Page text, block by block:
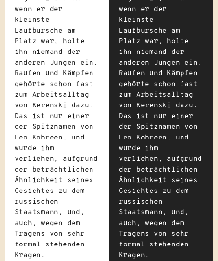
wenn er der
kleinste
Laufbursche am
Platz war, holte
ihn niemand der
anderen Jungen ein.
Raufen und Kämpfen
gehörte schon fast
zum Arbeitsalltag
von Kerenski dazu.
Das ist nur einer
der Spitznamen von
Leo Kobreen, und
wurde ihm
verliehen, aufgrund
der beträchtlichen
Ähnlichkeit seines
Gesichtes zu dem
russischen
Staatsmann, und,
auch, wegen dem
Tragens von sehr
formal stehenden
Kragen.
wenn er der
kleinste
Laufbursche am
Platz war, holte
ihn niemand der
anderen Jungen ein.
Raufen und Kämpfen
gehörte schon fast
zum Arbeitsalltag
von Kerenski dazu.
Das ist nur einer
der Spitznamen von
Leo Kobreen, und
wurde ihm
verliehen, aufgrund
der beträchtlichen
Ähnlichkeit seines
Gesichtes zu dem
russischen
Staatsmann, und,
auch, wegen dem
Tragens von sehr
formal stehenden
Kragen.